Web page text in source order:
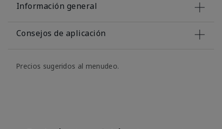
Información general
Consejos de aplicación
Precios sugeridos al menudeo.